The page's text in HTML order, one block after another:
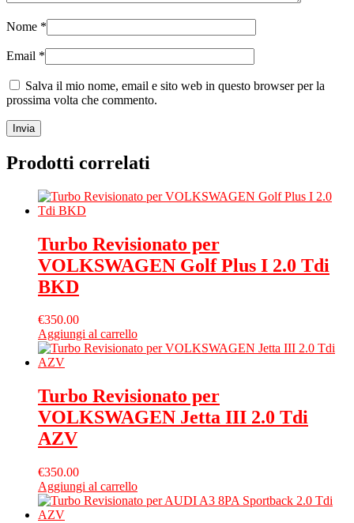
Nome *
Email *
Salva il mio nome, email e sito web in questo browser per la
prossima volta che commento.
Prodotti correlati
Turbo Revisionato per
VOLKSWAGEN Golf Plus I 2.0 Tdi
BKD
€350.00
Aggiungi al carrello
Turbo Revisionato per
VOLKSWAGEN Jetta III 2.0 Tdi
AZV
€350.00
Aggiungi al carrello